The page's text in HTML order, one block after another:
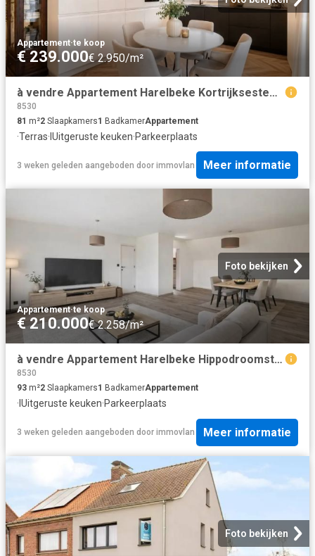
Appartement·te koop
€ 239.000€ 2.950/m²
à vendre Appartement Harelbeke Kortrijksesteenweg 242/15
8530
81 m²2 Slaapkamers1 BadkamerAppartement
·Terras· IUitgeruste keuken·Parkeerplaats
3 weken geleden aangeboden door immovlan Meer informatie
Foto bekijken
Appartement·te koop
€ 210.000€ 2.258/m²
à vendre Appartement Harelbeke Hippodroomstraat
8530
93 m²2 Slaapkamers1 BadkamerAppartement
· IUitgeruste keuken·Parkeerplaats
3 weken geleden aangeboden door immovlan Meer informatie
Foto bekijken